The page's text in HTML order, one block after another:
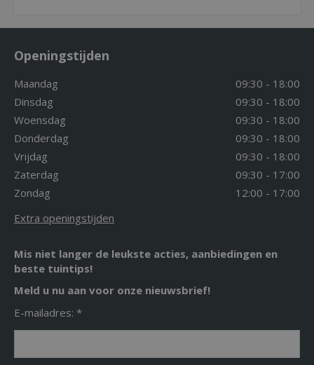
Openingstijden
Maandag
09:30 - 18:00
Dinsdag
09:30 - 18:00
Woensdag
09:30 - 18:00
Donderdag
09:30 - 18:00
Vrijdag
09:30 - 18:00
Zaterdag
09:30 - 17:00
Zondag
12:00 - 17:00
Extra openingstijden
Mis niet langer de leukste acties, aanbiedingen en
beste tuintips!
Meld u nu aan voor onze nieuwsbrief!
E-mailadres: *